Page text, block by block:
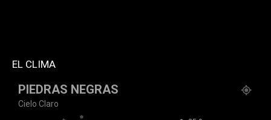
EL CLIMA
PIEDRAS NEGRAS
Cielo Claro